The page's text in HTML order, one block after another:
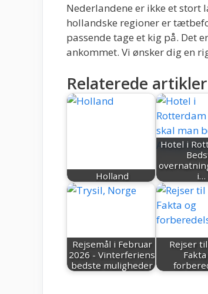
Nederlandene er ikke et stort
hollandske regioner er
passende tage et kig på. Det
ankommet. Vi ønsker dig en
Relaterede
Holland
Hotel i
i…
Rejsemål i Februar
2026 - Vinterferiens
bedste muligheder
Rejser